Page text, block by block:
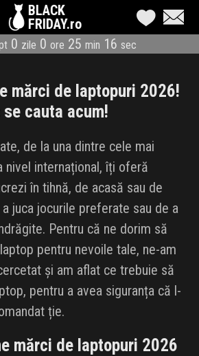
BLACK
FRIDAY.ro
0 zile 0 ore 25 min 16 sec
FRIDAY
mărci de laptopuri 2026!
se cauta acum!
de la una dintre cele mai
nivel internațional, îți oferă
în tihnă, de acasă sau de
juca jocurile preferate sau de a
Pentru că ne dorim să
pentru nevoile tale, ne-am
și am aflat ce trebuie să
pentru a avea siguranța că l-
ție.
mărci de laptopuri 2026